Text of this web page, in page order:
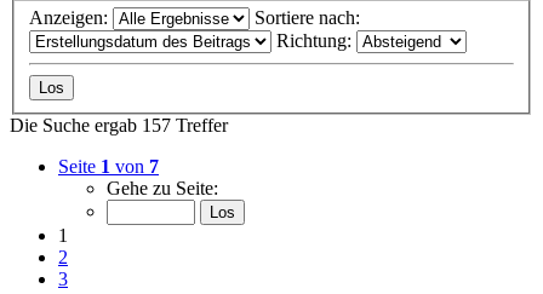
Anzeigen:
Sortiere nach:
Richtung:
Die Suche ergab 157 Treffer
Seite 1 von 7
Gehe zu Seite:
1
2
3